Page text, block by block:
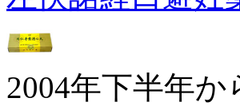
2004年下半年